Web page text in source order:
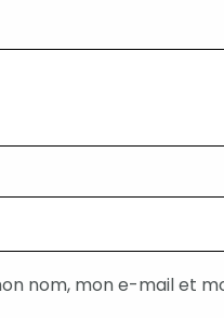
nom, mon e-mail et